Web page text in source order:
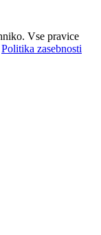
Vse pravice
Politika zasebnosti